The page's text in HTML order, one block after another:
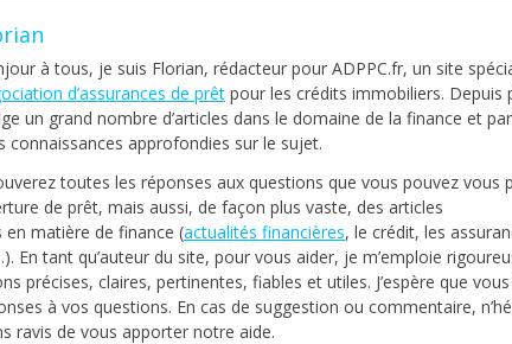
e
m
t
?
à tous, je suis Florian, rédacteur pour ADPPC.fr, un site
d’assurances de prêt pour les crédits immobiliers. Depuis
un grand nombre d’articles dans le domaine de la finance et
connaissances approfondies sur le sujet.
toutes les réponses aux questions que vous pouvez vous
de prêt, mais aussi, de façon plus vaste, des articles
en matière de finance (actualités financières, le crédit, les
En tant qu’auteur du site, pour vous aider, je m’emploie
précises, claires, pertinentes, fiables et utiles. J’espère que
à vos questions. En cas de suggestion ou commentaire,
ravis de vous apporter notre aide.